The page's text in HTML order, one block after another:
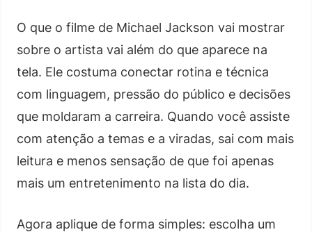
O que o filme de Michael Jackson vai mostrar
sobre o artista vai além do que aparece na
tela. Ele costuma conectar rotina e técnica
com linguagem, pressão do público e decisões
que moldaram a carreira. Quando você assiste
com atenção a temas e a viradas, sai com mais
leitura e menos sensação de que foi apenas
mais um entretenimento na lista do dia.
Agora aplique de forma simples: escolha um